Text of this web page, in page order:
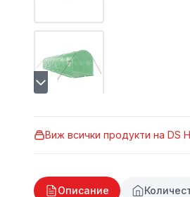
Виж всички продукти на DS
Описание